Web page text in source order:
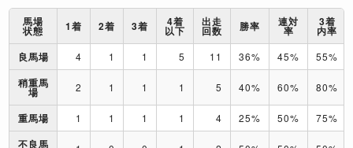
馬場
状態 1着 2着 3着 4着
以下
出走
回数 勝率 連対
率
3着
内率
良馬場
4 1 1 5 11 36% 45% 55%
稍重馬
場 2 1 1 1 5 40% 60% 80%
重馬場 1 1 1 1 4 25% 50% 75%
不良馬